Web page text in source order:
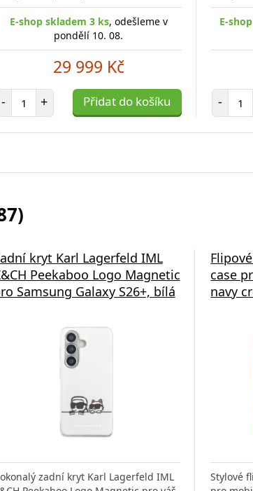
E-shop skladem 3 ks, odešleme v
pondělí 10. 08.
29 999 Kč
- Počet položek
+ Přidat do košíku
E-
-
kryt Karl Lagerfeld IML
Peekaboo Logo Magnetic
Samsung Galaxy S26+, bílá
zadní kryt Karl Lagerfeld IML
case
navy
Stylové